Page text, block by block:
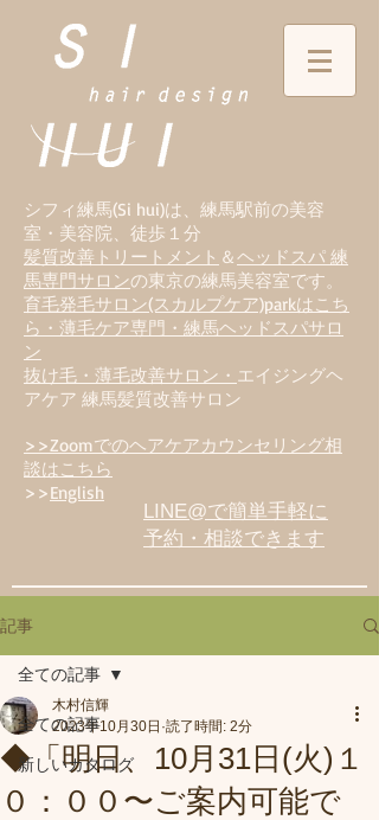
シフィ練馬(Si hui)は、 練馬駅前の美容
室・美容院、徒歩１分
髪質改善トリートメント ＆ヘッドスパ 練
馬専門サロンの東京の練馬美容室です。
育毛発毛サロン(スカルプケア)parkはこち
ら・薄毛ケア専門・練馬ヘッドスパサロ
ン
抜け毛・薄毛改善サロン・ エイジングヘ
アケア 練馬髪質改善サロン
>>Zoomでのヘアケアカウンセリング相
談はこちら
>>English
LINE@で簡単手軽に
予約・相談できます
記事
全ての記事
新しいカタログ
全ての記事
◆「明日、10月31日(火)１
０：００〜ご案内可能で
木村信輝
2023年10月30日 読了時間: 2分